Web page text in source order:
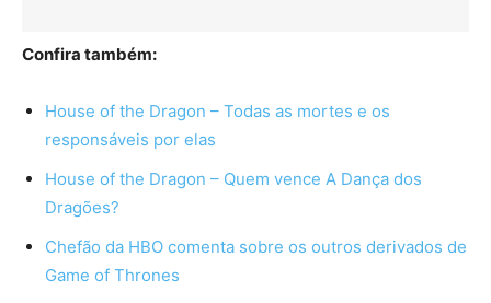
Confira também:
House of the Dragon – Todas as mortes e os
responsáveis por elas
House of the Dragon – Quem vence A Dança dos
Dragões?
Chefão da HBO comenta sobre os outros derivados de
Game of Thrones